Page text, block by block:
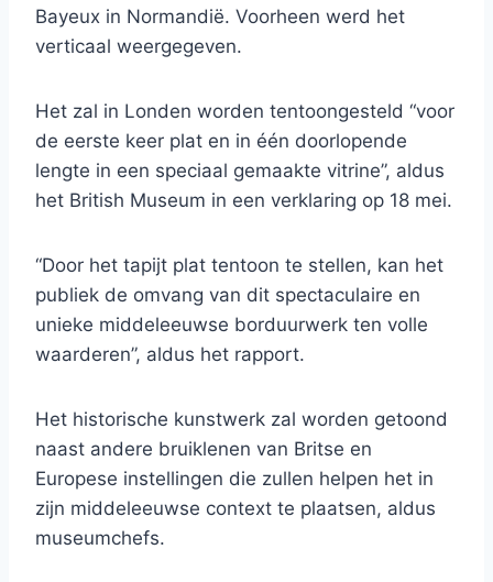
Bayeux in Normandië. Voorheen werd het
verticaal weergegeven.
Het zal in Londen worden tentoongesteld “voor
de eerste keer plat en in één doorlopende
lengte in een speciaal gemaakte vitrine”, aldus
het British Museum in een verklaring op 18 mei.
“Door het tapijt plat tentoon te stellen, kan het
publiek de omvang van dit spectaculaire en
unieke middeleeuwse borduurwerk ten volle
waarderen”, aldus het rapport.
Het historische kunstwerk zal worden getoond
naast andere bruiklenen van Britse en
Europese instellingen die zullen helpen het in
zijn middeleeuwse context te plaatsen, aldus
museumchefs.